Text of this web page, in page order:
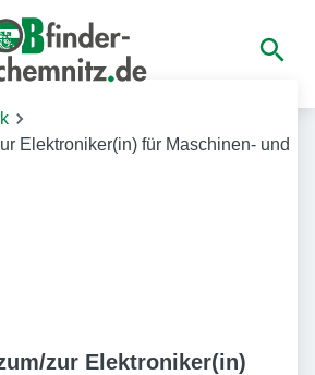
Elektroniker(in) für Maschinen- und
zur Elektroniker(in)